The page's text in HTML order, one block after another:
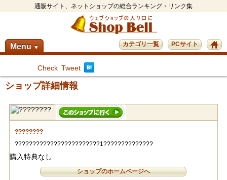
通販サイト、ネットショップの総合ランキング・リンク集
Menu ▼ PCサイト
カテゴリ一覧
Check Tweet
ショップ詳細情報
????????
????????????????????????1??????????????
購入特典なし
ショップのホームページへ